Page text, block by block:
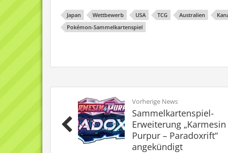
Japan Wettbewerb USA TCG Australien
Pokémon-Sammelkartenspiel
Vorherige News
Sammelkartenspiel-
Erweiterung
Purpur – Paradoxrift“
angekündigt